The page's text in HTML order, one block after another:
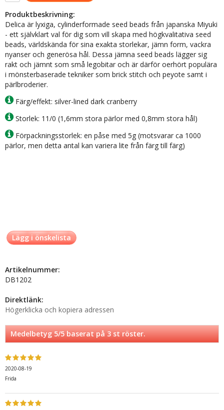
Produktbeskrivning:
Delica är lyxiga, cylinderformade seed beads från japanska Miyuki
- ett självklart val för dig som vill skapa med högkvalitativa seed
beads, världskända för sina exakta storlekar, jämn form, vackra
nyanser och generösa hål. Dessa jämna seed beads lägger sig
rakt och jämnt som små legobitar och är därför oerhört populära
i mönsterbaserade tekniker som brick stitch och peyote samt i
pärlbroderier.
Färg/effekt: silver-lined dark cranberry
Storlek: 11/0 (1,6mm stora pärlor med 0,8mm stora hål)
Förpackningsstorlek: en påse med 5g (motsvarar ca 1000
pärlor, men detta antal kan variera lite från färg till färg)
Lägg i önskelista
Artikelnummer:
DB1202
Direktlänk:
Högerklicka och kopiera adressen
Medelbetyg5/5 baserat på3st röster.
2020-08-19
Frida